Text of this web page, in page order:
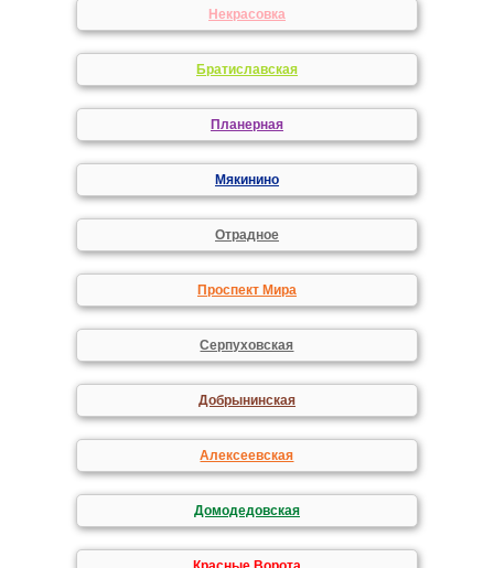
Некрасовка
Братиславская
Планерная
Мякинино
Отрадное
Проспект Мира
Серпуховская
Добрынинская
Алексеевская
Домодедовская